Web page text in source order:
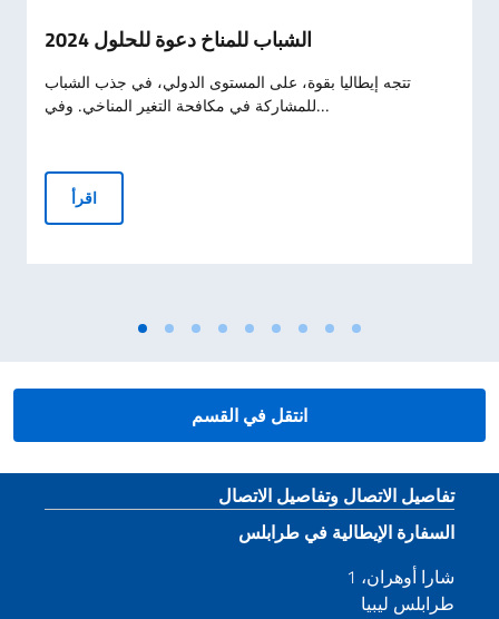
الشباب للمناخ دعوة للحلول 2024
تتجه إيطاليا بقوة، على المستوى الدولي، في جذب الشباب
للمشاركة في مكافحة التغير المناخي. وفي...
اقرأ
انتقل في القسم
قسم التذييل
تفاصيل الاتصال وتفاصيل الاتصال
السفارة الإيطالية في طرابلس
شارا أوهران، 1
طرابلس ليبيا